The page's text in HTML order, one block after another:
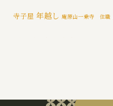
寺子屋 年越し 庵原山一乗寺 住職